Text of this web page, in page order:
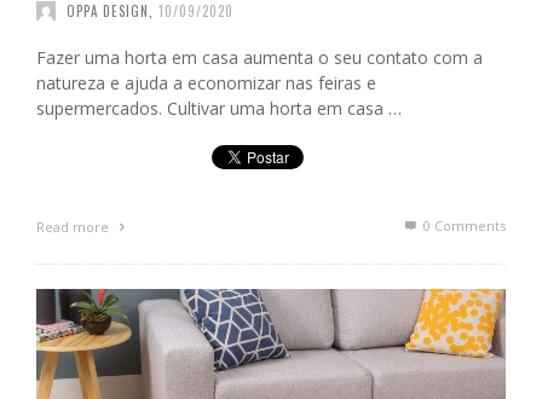
OPPA DESIGN 10/09/2020
Fazer uma horta em casa aumenta o seu contato com a
natureza e ajuda a economizar nas feiras e
supermercados. Cultivar uma horta em casa …
Read more 0 Comments